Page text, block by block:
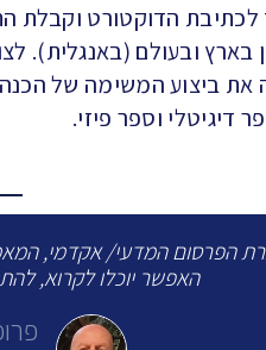
הדוקטורט וקבלת
בארץ ובעולם (באנגלית).
ביצוע המשימה של הכנה
דיגיטלי וספר פיזי.
הפרסום המדעי/ אקדמי,
האפשר יוכלו לקרוא,